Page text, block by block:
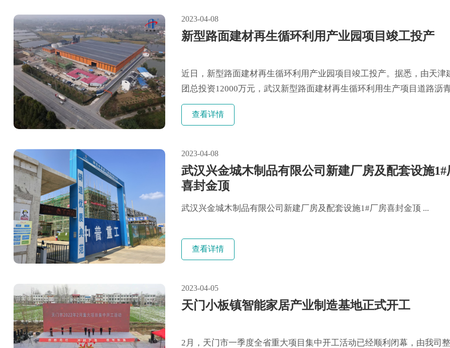
2023-04-08
新型路面建材再生循环利用产业园项目竣工投产
近日，新型路面建材再生循环利用产业园项目竣工投产。据悉，由天津
团总投资12000万元，武汉新型路面建材再生循环利用生产项目道路沥
产、销售及及自有配套机械施工为一体的大型工业产业园。武汉新型路
再生循环工业园分办公楼与研发楼、料仓、研发车间等。其中面积达三
查看详情
2023-04-08
武汉兴金城木制品有限公司新建厂房及配套设施1#
喜封金顶
武汉兴金城木制品有限公司新建厂房及配套设施1#厂房喜封金顶 ...
查看详情
2023-04-05
天门小板镇智能家居产业制造基地正式开工
2月，天门市一季度全省重大项目集中开工活动已经顺利闭幕，由我司